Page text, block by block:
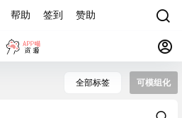
帮助 签到 赞助
全部标签 可模组化